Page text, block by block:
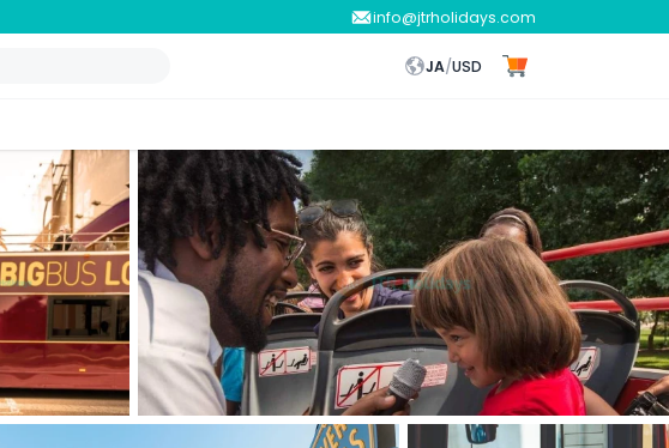
info@jtrholidays.com
JA/USD